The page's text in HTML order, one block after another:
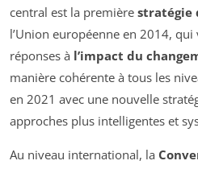
central est la première stratégie
l’Union européenne en 2014,
réponses à l’impact du
manière cohérente à tous les
en 2021 avec une nouvelle
approches plus intelligentes et
Au niveau international, la